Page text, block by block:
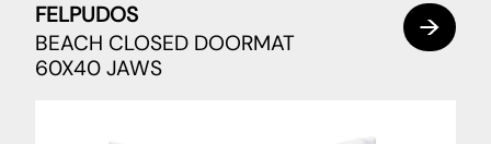
FELPUDOS
BEACH CLOSED DOORMAT
60X40 JAWS